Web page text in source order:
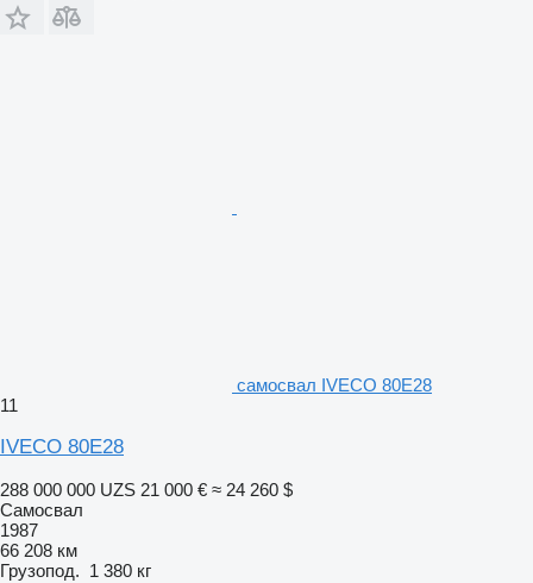
самосвал IVECO 80E28
11
IVECO 80E28
288 000 000 UZS 21 000 € ≈ 24 260 $
Самосвал
1987
66 208 км
Грузопод. 1 380 кг